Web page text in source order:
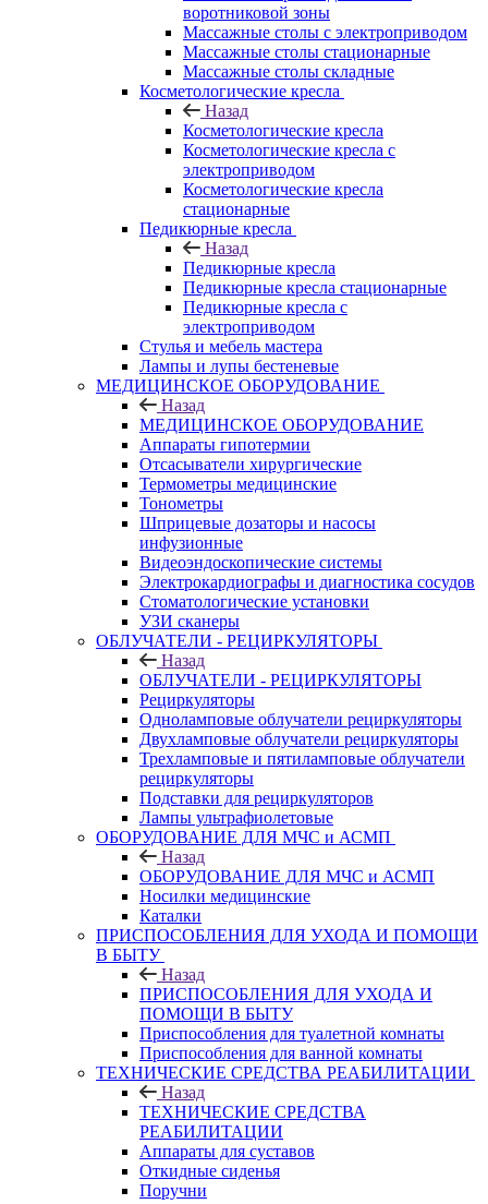
воротниковой зоны
Массажные столы с электроприводом
Массажные столы стационарные
Массажные столы складные
Косметологические кресла
Назад
Косметологические кресла
Косметологические кресла с
электроприводом
Косметологические кресла
стационарные
Педикюрные кресла
Назад
Педикюрные кресла
Педикюрные кресла стационарные
Педикюрные кресла с
электроприводом
Стулья и мебель мастера
Лампы и лупы бестеневые
МЕДИЦИНСКОЕ ОБОРУДОВАНИЕ
Назад
МЕДИЦИНСКОЕ ОБОРУДОВАНИЕ
Аппараты гипотермии
Отсасыватели хирургические
Термометры медицинские
Тонометры
Шприцевые дозаторы и насосы
инфузионные
Видеоэндоскопические системы
Электрокардиографы и диагностика сосудов
Стоматологические установки
УЗИ сканеры
ОБЛУЧАТЕЛИ - РЕЦИРКУЛЯТОРЫ
Назад
ОБЛУЧАТЕЛИ - РЕЦИРКУЛЯТОРЫ
Рециркуляторы
Одноламповые облучатели рециркуляторы
Двухламповые облучатели рециркуляторы
Трехламповые и пятиламповые облучатели
рециркуляторы
Подставки для рециркуляторов
Лампы ультрафиолетовые
ОБОРУДОВАНИЕ ДЛЯ МЧС и АСМП
Назад
ОБОРУДОВАНИЕ ДЛЯ МЧС и АСМП
Носилки медицинские
Каталки
ПРИСПОСОБЛЕНИЯ ДЛЯ УХОДА И ПОМОЩИ
В БЫТУ
Назад
ПРИСПОСОБЛЕНИЯ ДЛЯ УХОДА И
ПОМОЩИ В БЫТУ
Приспособления для туалетной комнаты
Приспособления для ванной комнаты
ТЕХНИЧЕСКИЕ СРЕДСТВА РЕАБИЛИТАЦИИ
Назад
ТЕХНИЧЕСКИЕ СРЕДСТВА
РЕАБИЛИТАЦИИ
Аппараты для суставов
Откидные сиденья
Поручни